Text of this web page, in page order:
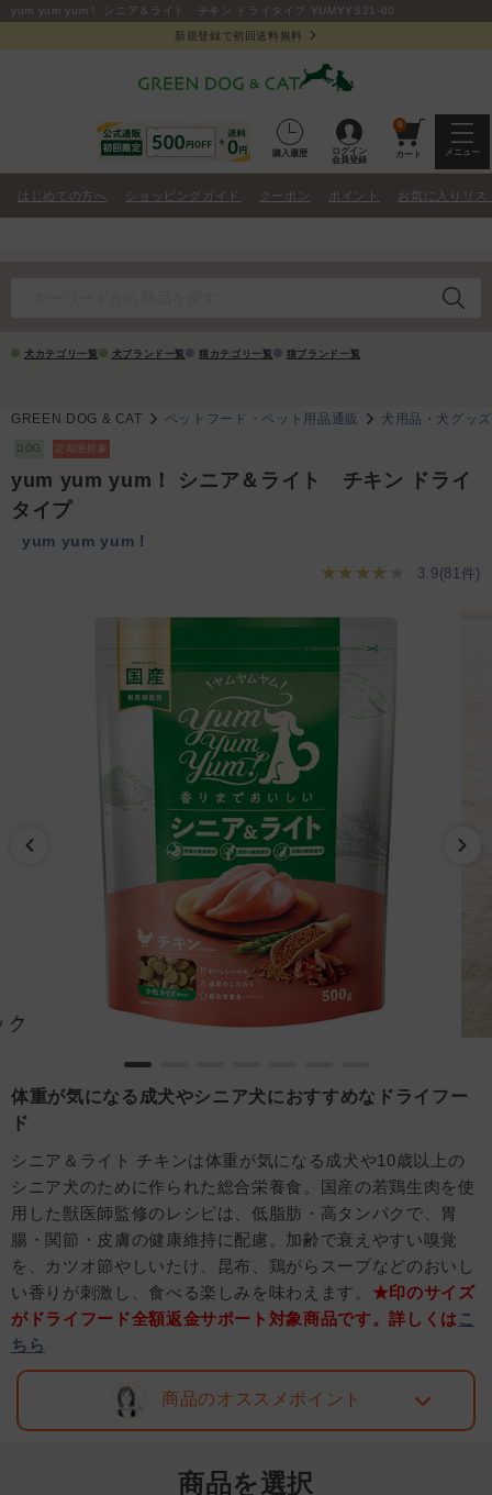
yum yum yum！ シニア＆ライト チキン ドライタイプ YUMYYS21-00
新規登録で初回送料無料
購入履歴
ログイン
会員登録
0
カート メニュー
はじめての方へ ショッピングガイド クーポン ポイント お気に入りリス
犬カテゴリ一覧 犬ブランド一覧 猫カテゴリ一覧 猫ブランド一覧
GREEN DOG & CAT ペットフード・ペット用品通販 犬用品・犬グッズ
DOG 定期便対象
yum yum yum！ シニア＆ライト チキン ドライ
タイプ
yum yum yum！
★★★★★ 3.9(81件)
体重が気になる成犬やシニア犬におすすめなドライフー
ド
シニア＆ライト チキンは体重が気になる成犬や10歳以上の
シニア犬のために作られた総合栄養食。国産の若鶏生肉を使
用した獣医師監修のレシピは、低脂肪・高タンパクで、胃
腸・関節・皮膚の健康維持に配慮。加齢で衰えやすい嗅覚
を、カツオ節やしいたけ、昆布、鶏がらスープなどのおいし
い香りが刺激し、食べる楽しみを味わえます。 ★印のサイズ
がドライフード全額返金サポート対象商品です。詳しくは こ
ちら
商品のオススメポイント
商品を選択